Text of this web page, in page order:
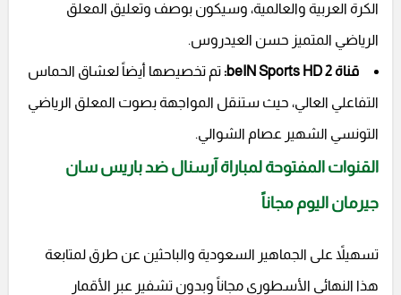
الكرة العربية والعالمية، وسيكون بوصف وتعليق المعلق
الرياضي المتميز حسن العيدروس.
قناة beIN Sports HD 2: تم تخصيصها أيضاً لعشاق الحماس
التفاعلي العالي، حيث ستنقل المواجهة بصوت المعلق الرياضي
التونسي الشهير عصام الشوالي.
القنوات المفتوحة لمباراة آرسنال ضد باريس سان
جيرمان اليوم مجاناً
تسهيلاً على الجماهير السعودية والباحثين عن طرق لمتابعة
هذا النهائي الأسطوري مجاناً وبدون تشفير عبر الأقمار